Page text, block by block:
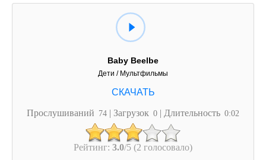
Baby Beelbe
Дети / Мультфильмы
Прослушиваний 74 | Загрузок 0 | Длительность 0:02
Рейтинг: 3.0/5 (2 голосовало)